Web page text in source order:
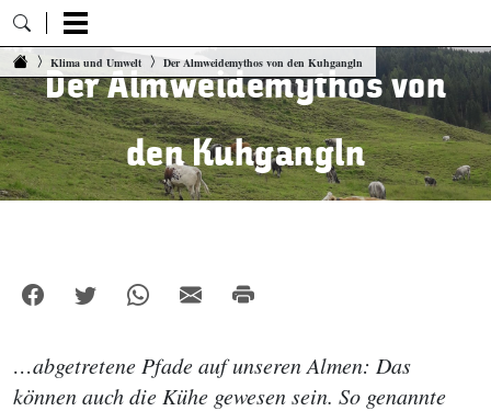
Zum Inhalt springen
Klima und Umwelt Der Almweidemythos von den Kuhgangln
Der Almweidemythos von
den Kuhgangln
…abgetretene Pfade auf unseren Almen: Das
können auch die Kühe gewesen sein. So genannte